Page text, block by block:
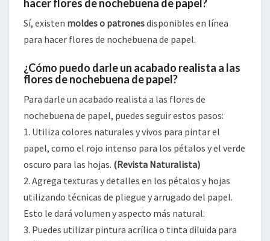
hacer flores de nochebuena de papel?
Sí, existen moldes o patronesdisponibles en línea
para hacer flores de nochebuena de papel.
¿Cómo puedo darle un acabado realista a las
flores de nochebuena de papel?
Para darle un acabado realista a las flores de
nochebuena de papel, puedes seguir estos pasos:
1. Utiliza colores naturales y vivos para pintar el
papel, como el rojo intenso para los pétalos y el verde
oscuro para las hojas. (Revista Naturalista)
2. Agrega texturas y detalles en los pétalos y hojas
utilizando técnicas de pliegue y arrugado del papel.
Esto le dará volumen y aspecto más natural.
3. Puedes utilizar pintura acrílica o tinta diluida para